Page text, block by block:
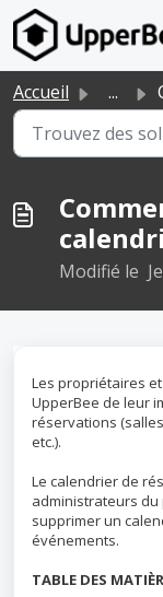
Passer au
Accueil ...
Modifié le
Les propriétaires
UpperBee de leur
réservations
etc.).
Le calendrier de
administrateurs
supprimer un
événements.
TABLE DES